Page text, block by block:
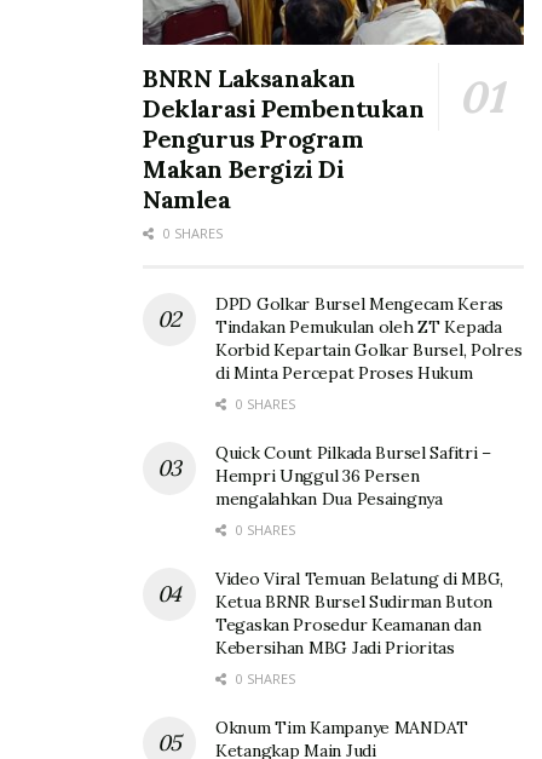
BNRN Laksanakan
Deklarasi Pembentukan
Pengurus Program
Makan Bergizi Di
Namlea
0 SHARES
DPD Golkar Bursel Mengecam Keras
Tindakan Pemukulan oleh ZT Kepada
Korbid Kepartain Golkar Bursel, Polres
di Minta Percepat Proses Hukum
0 SHARES
Quick Count Pilkada Bursel Safitri –
Hempri Unggul 36 Persen
mengalahkan Dua Pesaingnya
0 SHARES
Video Viral Temuan Belatung di MBG,
Ketua BRNR Bursel Sudirman Buton
Tegaskan Prosedur Keamanan dan
Kebersihan MBG Jadi Prioritas
0 SHARES
Oknum Tim Kampanye MANDAT
Ketangkap Main Judi